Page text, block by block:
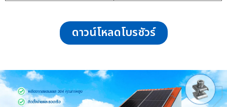
ดาวน์โหลดโบรชัวร์